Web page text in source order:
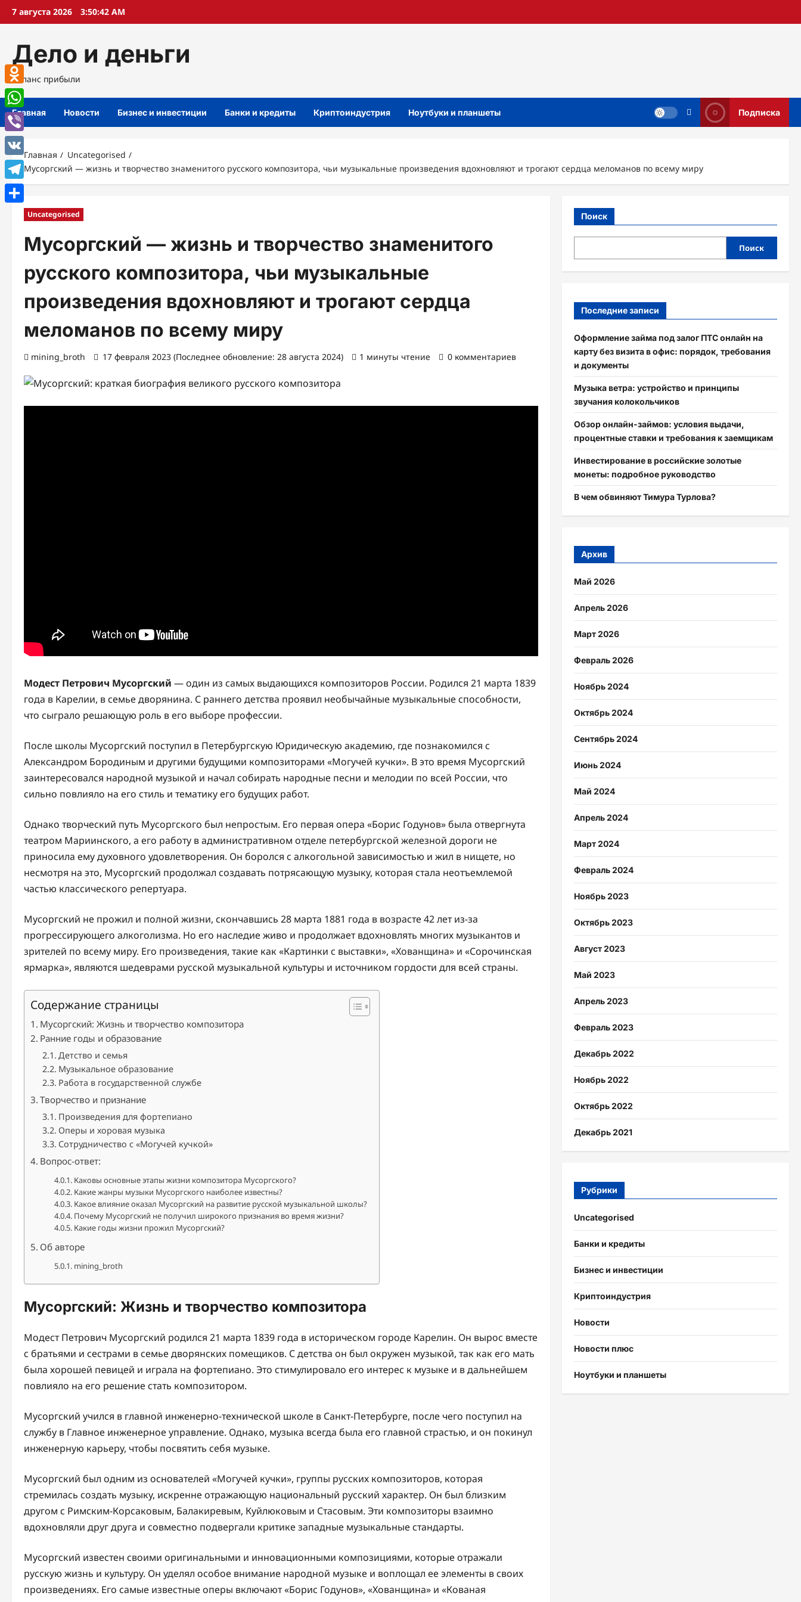
Перейти
7 августа 2026 3:50:42 AM
Дело и деньги
Баланс прибыли
Главная Новости Бизнес и инвестиции Банки и кредиты Криптоиндустрия Ноутбуки и планшеты Подписка
Главная
Uncategorised
Мусоргский — жизнь и творчество знаменитого русского композитора, чьи музыкальные произведения вдохновляют и трогают сердца меломанов по всему миру
Uncategorised
Мусоргский — жизнь и творчество знаменитого
русского композитора, чьи музыкальные
произведения вдохновляют и трогают сердца
меломанов по всему миру
mining_broth 17 февраля 2023 (Последнее обновление: 28 августа 2024) 1 минуты чтение 0 комментариев
Модест Петрович Мусоргский — один из самых выдающихся композиторов России. Родился 21 марта 1839
года в Карелии, в семье дворянина. С раннего детства проявил необычайные музыкальные способности,
что сыграло решающую роль в его выборе профессии.
После школы Мусоргский поступил в Петербургскую Юридическую академию, где познакомился с
Александром Бородиным и другими будущими композиторами «Могучей кучки». В это время Мусоргский
заинтересовался народной музыкой и начал собирать народные песни и мелодии по всей России, что
сильно повлияло на его стиль и тематику его будущих работ.
Однако творческий путь Мусоргского был непростым. Его первая опера «Борис Годунов» была отвергнута
театром Мариинского, а его работу в административном отделе петербургской железной дороги не
приносила ему духовного удовлетворения. Он боролся с алкогольной зависимостью и жил в нищете, но
несмотря на это, Мусоргский продолжал создавать потрясающую музыку, которая стала неотъемлемой
частью классического репертуара.
Мусоргский не прожил и полной жизни, скончавшись 28 марта 1881 года в возрасте 42 лет из-за
прогрессирующего алкоголизма. Но его наследие живо и продолжает вдохновлять многих музыкантов и
зрителей по всему миру. Его произведения, такие как «Картинки с выставки», «Хованщина» и «Сорочинская
ярмарка», являются шедеврами русской музыкальной культуры и источником гордости для всей страны.
Содержание страницы
Мусоргский: Жизнь и творчество композитора
Ранние годы и образование
Детство и семья
Музыкальное образование
Работа в государственной службе
Творчество и признание
Произведения для фортепиано
Оперы и хоровая музыка
Сотрудничество с «Могучей кучкой»
Вопрос-ответ:
Каковы основные этапы жизни композитора Мусоргского?
Какие жанры музыки Мусоргского наиболее известны?
Какое влияние оказал Мусоргский на развитие русской музыкальной школы?
Почему Мусоргский не получил широкого признания во время жизни?
Какие годы жизни прожил Мусоргский?
Об авторе
mining_broth
Мусоргский: Жизнь и творчество композитора
Модест Петрович Мусоргский родился 21 марта 1839 года в историческом городе Карелин. Он вырос вместе
с братьями и сестрами в семье дворянских помещиков. С детства он был окружен музыкой, так как его мать
была хорошей певицей и играла на фортепиано. Это стимулировало его интерес к музыке и в дальнейшем
повлияло на его решение стать композитором.
Мусоргский учился в главной инженерно-технической школе в Санкт-Петербурге, после чего поступил на
службу в Главное инженерное управление. Однако, музыка всегда была его главной страстью, и он покинул
инженерную карьеру, чтобы посвятить себя музыке.
Мусоргский был одним из основателей «Могучей кучки», группы русских композиторов, которая
стремилась создать музыку, искренне отражающую национальный русский характер. Он был близким
другом с Римским-Корсаковым, Балакиревым, Куйлюковым и Стасовым. Эти композиторы взаимно
вдохновляли друг друга и совместно подвергали критике западные музыкальные стандарты.
Мусоргский известен своими оригинальными и инновационными композициями, которые отражали
русскую жизнь и культуру. Он уделял особое внимание народной музыке и воплощал ее элементы в своих
произведениях. Его самые известные оперы включают «Борис Годунов», «Хованщина» и «Кованая
Поиск
Поиск
Последние записи
Оформление займа под залог ПТС онлайн на
карту без визита в офис: порядок, требования
и документы
Музыка ветра: устройство и принципы
звучания колокольчиков
Обзор онлайн-займов: условия выдачи,
процентные ставки и требования к заемщикам
Инвестирование в российские золотые
монеты: подробное руководство
В чем обвиняют Тимура Турлова?
Архив
Май 2026
Апрель 2026
Март 2026
Февраль 2026
Ноябрь 2024
Октябрь 2024
Сентябрь 2024
Июнь 2024
Май 2024
Апрель 2024
Март 2024
Февраль 2024
Ноябрь 2023
Октябрь 2023
Август 2023
Май 2023
Апрель 2023
Февраль 2023
Декабрь 2022
Ноябрь 2022
Октябрь 2022
Декабрь 2021
Рубрики
Uncategorised
Банки и кредиты
Бизнес и инвестиции
Криптоиндустрия
Новости
Новости плюс
Ноутбуки и планшеты
Odnoklassniki
WhatsApp
Viber
VK
Telegram
Отправить